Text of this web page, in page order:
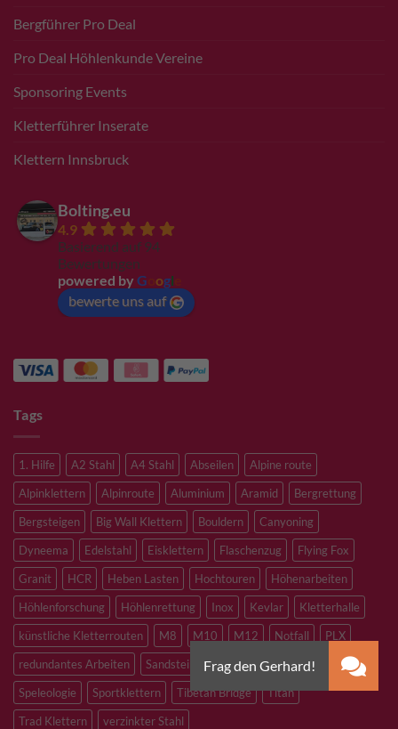
Bergführer Pro Deal
Pro Deal Höhlenkunde Vereine
Sponsoring Events
Kletterführer Inserate
Klettern Innsbruck
Bolting.eu
4.9
Basierend auf 94
Bewertungen
powered by G ogl
bewerte uns auf
Tags
1. Hilfe A2 Stahl A4 Stahl Abseilen
Alpine route
Alpinklettern
Alpinroute Aluminium Aramid
Bergrettung
Bergsteigen
Big Wall Klettern Bouldern
Canyoning
Dyneema
Edelstahl Eisklettern Flaschenzug
Flying Fox
Granit
HCR Heben Lasten Hochtouren
Höhenarbeiten
Höhlenforschung
Höhlenrettung Inox Kevlar
Kletterhalle
künstliche Kletterrouten
M8 M10 M12 Notfall
PLX
redundantes Arbeiten
Sandstein Skitouren
Slacklining
Speleologie
Sportklettern Tibetan Bridge
Titan
Trad Klettern
verzinkter Stahl